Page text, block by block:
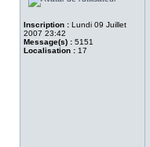
Inscription : Lundi 09 Juillet
2007 23:42
Message(s) : 5151
Localisation : 17